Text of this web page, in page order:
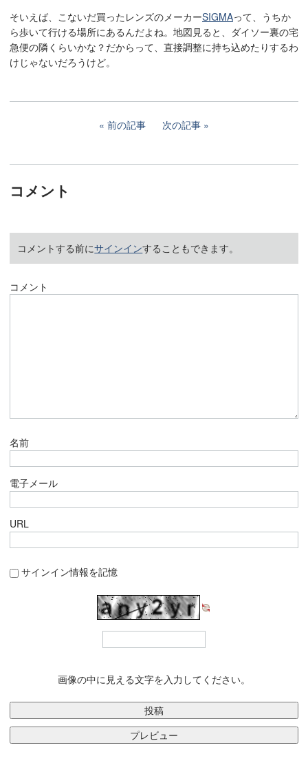
そいえば、こないだ買ったレンズのメーカーSIGMAって、うちか
ら歩いて行ける場所にあるんだよね。地図見ると、ダイソー裏の宅
急便の隣くらいかな？だからって、直接調整に持ち込めたりするわ
けじゃないだろうけど。
前の記事 次の記事
コメント
コメントする前にサインインすることもできます。
コメント
名前
電子メール
URL
サインイン情報を記憶
画像の中に見える文字を入力してください。